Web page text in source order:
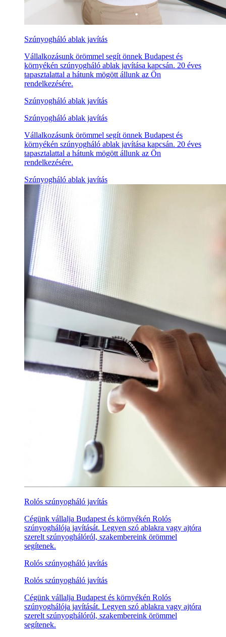
Szúnyogháló ablak javítás
Vállalkozásunk örömmel segít önnek Budapest és
környékén szúnyogháló ablak javítása kapcsán. 20 éves
tapasztalattal a hátunk mögött állunk az Ön
rendelkezésére.
Szúnyogháló ablak javítás
Szúnyogháló ablak javítás
Vállalkozásunk örömmel segít önnek Budapest és
környékén szúnyogháló ablak javítása kapcsán. 20 éves
tapasztalattal a hátunk mögött állunk az Ön
rendelkezésére.
Szúnyogháló ablak javítás
Rolós szúnyogháló javítás
Cégünk vállalja Budapest és környékén Rolós
szúnyoghálója javítását. Legyen szó ablakra vagy ajtóra
szerelt szúnyoghálóról, szakembereink örömmel
segítenek.
Rolós szúnyogháló javítás
Rolós szúnyogháló javítás
Cégünk vállalja Budapest és környékén Rolós
szúnyoghálója javítását. Legyen szó ablakra vagy ajtóra
szerelt szúnyoghálóról, szakembereink örömmel
segítenek.